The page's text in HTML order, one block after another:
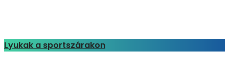
Lyukak a sportszárakon